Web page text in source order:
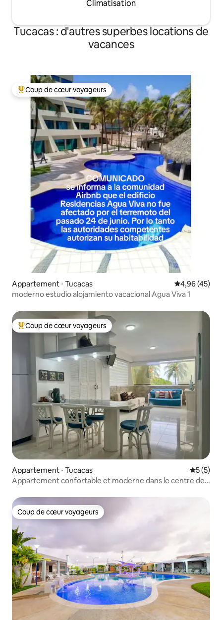
Climatisation
Tucacas : d'autres superbes locations de
vacances
Coups de cœur voyageurs les plus appréciés
Coup de cœur voyageurs
Appartement ⋅ Tucacas Évaluation
4,96 (45)
moderno estudio alojamiento vacacional Agua Viva 1
Coups de cœur voyageurs les plus appréciés
Coup de cœur voyageurs
Appartement ⋅ Tucacas
5 (5)
Appartement confortable et moderne dans le centre de
Coup de cœur voyageurs
Coup de cœur voyageurs